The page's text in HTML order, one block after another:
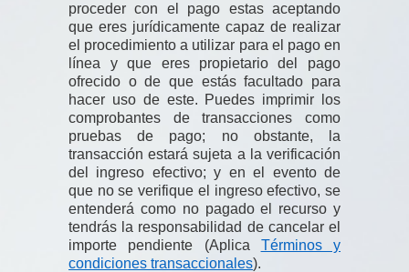
proceder con el pago estas aceptando
que eres jurídicamente capaz de realizar
el procedimiento a utilizar para el pago en
línea y que eres propietario del pago
ofrecido o de que estás facultado para
hacer uso de este. Puedes imprimir los
comprobantes de transacciones como
pruebas de pago; no obstante, la
transacción estará sujeta a la verificación
del ingreso efectivo; y en el evento de
que no se verifique el ingreso efectivo, se
entenderá como no pagado el recurso y
tendrás la responsabilidad de cancelar el
importe pendiente (Aplica Términos y
condiciones transaccionales).